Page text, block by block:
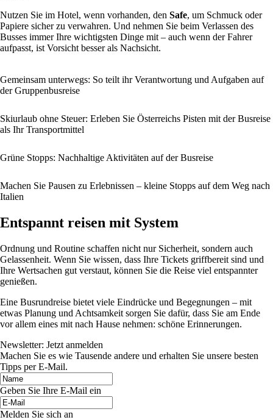
Nutzen Sie im Hotel, wenn vorhanden, den Safe, um Schmuck oder
Papiere sicher zu verwahren. Und nehmen Sie beim Verlassen des
Busses immer Ihre wichtigsten Dinge mit – auch wenn der Fahrer
aufpasst, ist Vorsicht besser als Nachsicht.
Gemeinsam unterwegs: So teilt ihr Verantwortung und Aufgaben auf
der Gruppenbusreise
Skiurlaub ohne Steuer: Erleben Sie Österreichs Pisten mit der Busreise
als Ihr Transportmittel
Grüne Stopps: Nachhaltige Aktivitäten auf der Busreise
Machen Sie Pausen zu Erlebnissen – kleine Stopps auf dem Weg nach
Italien
Entspannt reisen mit System
Ordnung und Routine schaffen nicht nur Sicherheit, sondern auch
Gelassenheit. Wenn Sie wissen, dass Ihre Tickets griffbereit sind und
Ihre Wertsachen gut verstaut, können Sie die Reise viel entspannter
genießen.
Eine Busrundreise bietet viele Eindrücke und Begegnungen – mit
etwas Planung und Achtsamkeit sorgen Sie dafür, dass Sie am Ende
vor allem eines mit nach Hause nehmen: schöne Erinnerungen.
Newsletter: Jetzt anmelden
Machen Sie es wie Tausende andere und erhalten Sie unsere besten
Tipps per E-Mail.
Geben Sie Ihre E-Mail ein
Melden Sie sich an